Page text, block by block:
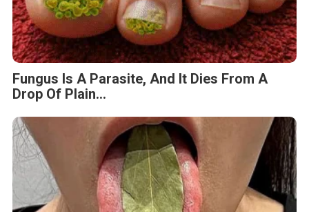
Fungus Is A Parasite, And It Dies From A
Drop Of Plain...